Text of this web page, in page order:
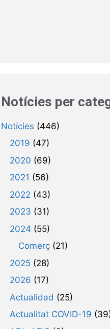
Notícies per
Notícies (446)
2019 (47)
2020 (69)
2021 (56)
2022 (43)
2023 (31)
2024 (55)
Comerç(21)
2025(28)
2026 (17)
Actualidad (25)
Actualitat COVID-19